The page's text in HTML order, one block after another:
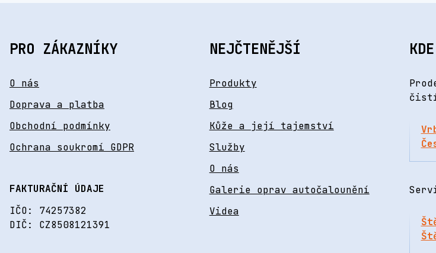
PRO ZÁKAZNÍKY
O nás
Doprava a platba
Obchodní podmínky
Ochrana soukromí GDPR
FAKTURAČNÍ ÚDAJE
IČO: 74257382
DIČ: CZ8508121391
NEJČTENĚJŠÍ
Produkty
Blog
Kůže a její tajemství
Služby
O nás
Galerie oprav autočalounění
Videa